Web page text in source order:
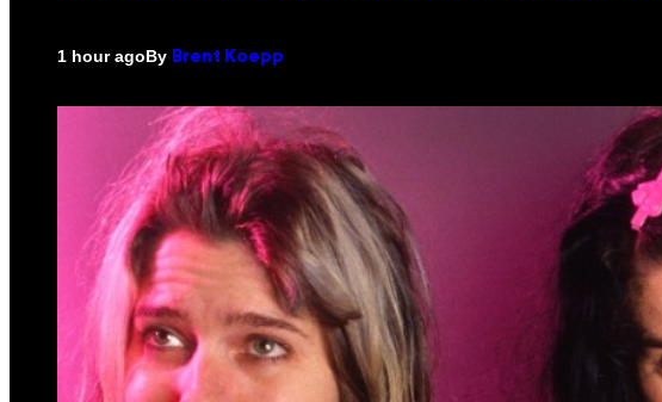
1 hour agoBy Brent Koepp